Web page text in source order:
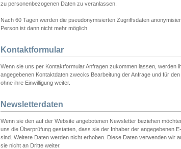
zu personenbezogenen Daten zu veranlassen.
Nach 60 Tagen werden die pseudonymisierten Zugriffsdaten
Person ist dann nicht mehr möglich.
Kontaktformular
Wenn sie uns per Kontaktformular Anfragen zukommen lassen, werden
angegebenen Kontaktdaten zwecks Bearbeitung der Anfrage und für
ohne ihre Einwilligung weiter.
Newsletterdaten
Wenn sie den auf der Website angebotenen Newsletter beziehen
uns die Überprüfung gestatten, dass sie der Inhaber der angegebenen
sind. Weitere Daten werden nicht erhoben. Diese Daten verwenden wir
sie nicht an Dritte weiter.